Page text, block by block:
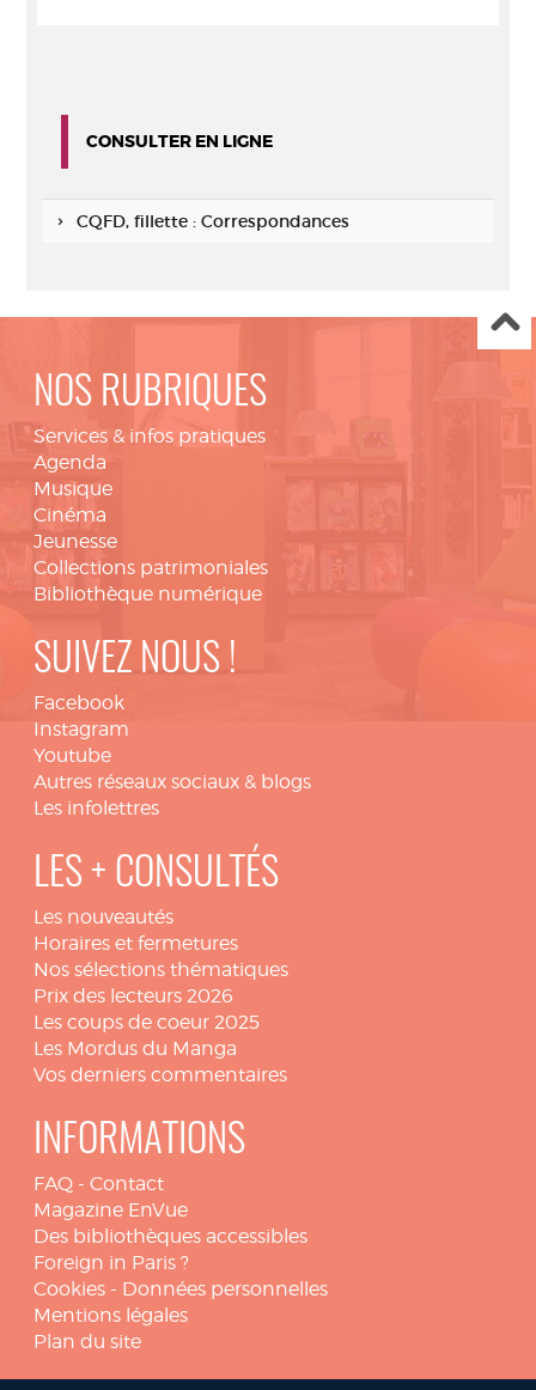
CONSULTER EN LIGNE
CQFD, fillette : Correspondances
NOS RUBRIQUES
Services & infos pratiques
Agenda
Musique
Cinéma
Jeunesse
Collections patrimoniales
Bibliothèque numérique
SUIVEZ NOUS !
Facebook
Instagram
Youtube
Autres réseaux sociaux & blogs
Les infolettres
LES + CONSULTÉS
Les nouveautés
Horaires et fermetures
Nos sélections thématiques
Prix des lecteurs 2026
Les coups de coeur 2025
Les Mordus du Manga
Vos derniers commentaires
INFORMATIONS
FAQ - Contact
Magazine EnVue
Des bibliothèques accessibles
Foreign in Paris ?
Cookies - Données personnelles
Mentions légales
Plan du site